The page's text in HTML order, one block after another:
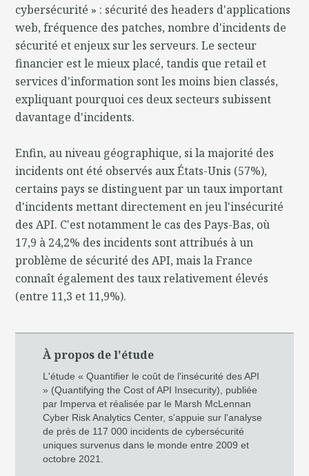
cybersécurité » : sécurité des headers d'applications
web, fréquence des patches, nombre d'incidents de
sécurité et enjeux sur les serveurs. Le secteur
financier est le mieux placé, tandis que retail et
services d'information sont les moins bien classés,
expliquant pourquoi ces deux secteurs subissent
davantage d'incidents.
Enfin, au niveau géographique, si la majorité des
incidents ont été observés aux États-Unis (57%),
certains pays se distinguent par un taux important
d'incidents mettant directement en jeu l'insécurité
des API. C'est notamment le cas des Pays-Bas, où
17,9 à 24,2% des incidents sont attribués à un
problème de sécurité des API, mais la France
connaît également des taux relativement élevés
(entre 11,3 et 11,9%).
À propos de l'étude
L'étude « Quantifier le coût de l'insécurité des API
» (Quantifying the Cost of API Insecurity), publiée
par Imperva et réalisée par le Marsh McLennan
Cyber Risk Analytics Center, s'appuie sur l'analyse
de près de 117 000 incidents de cybersécurité
uniques survenus dans le monde entre 2009 et
octobre 2021.